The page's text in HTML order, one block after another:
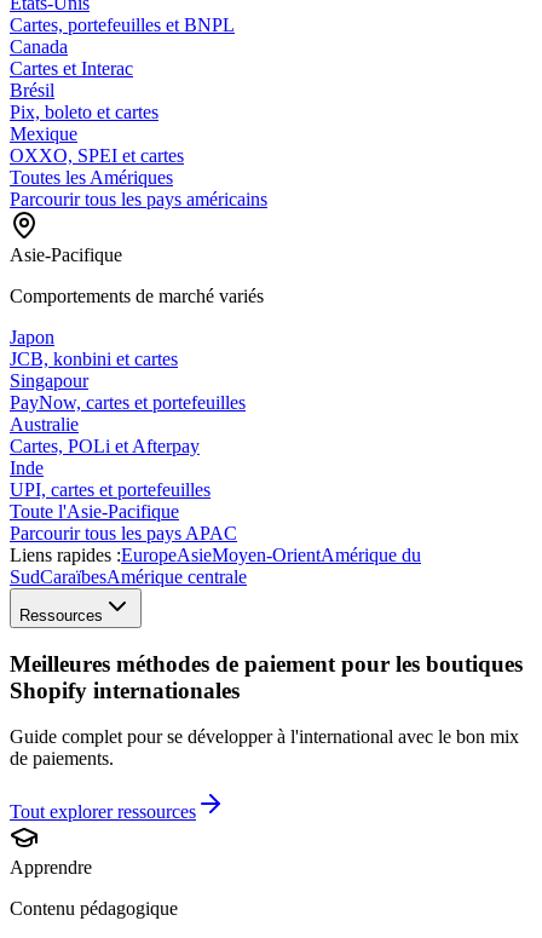
Cartes, portefeuilles et BNPL
Canada
Cartes et Interac
Brésil
Pix, boleto et cartes
Mexique
OXXO, SPEI et cartes
Toutes les Amériques
Parcourir tous les pays américains
Asie-Pacifique
Comportements de marché variés
Japon
JCB, konbini et cartes
Singapour
PayNow, cartes et portefeuilles
Australie
Cartes, POLi et Afterpay
Inde
UPI, cartes et portefeuilles
Toute l'Asie-Pacifique
Parcourir tous les pays APAC
Liens rapides :EuropeAsieMoyen-OrientAmérique du
SudCaraïbesAmérique centrale
Ressources
Meilleures méthodes de paiement pour les boutiques
Shopify internationales
Guide complet pour se développer à l'international avec le bon mix
de paiements.
Tout explorer ressources
Apprendre
Contenu pédagogique